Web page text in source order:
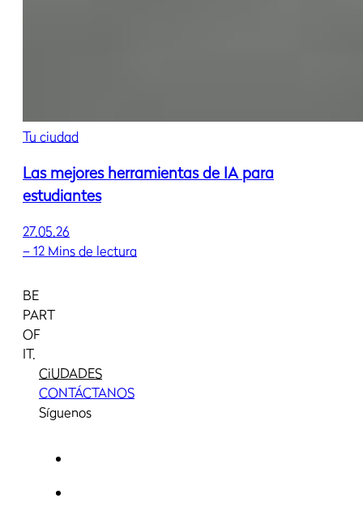
Tu ciudad
Las mejores herramientas de IA para
estudiantes
27.05.26
–12 Mins de lectura
BE
PART
OF
IT.
CiUDADES
CONTÁCTANOS
Síguenos